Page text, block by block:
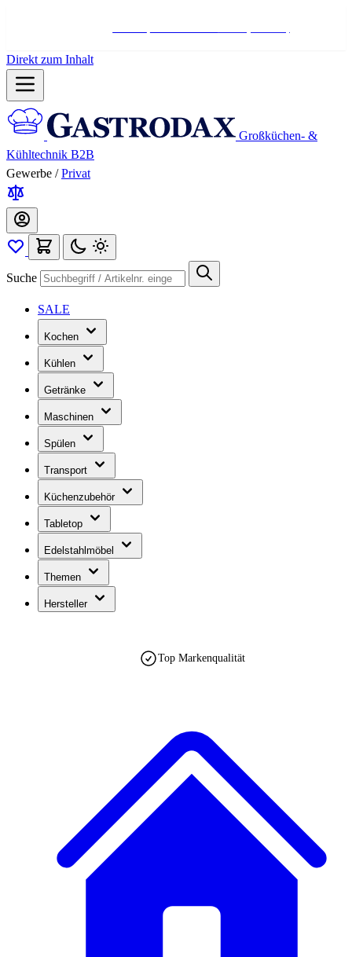
Direkt zum Inhalt
Großküchen- &
Kühltechnik B2B
Gewerbe / Privat
Suche
SALE
Kochen
Kühlen
Getränke
Maschinen
Spülen
Transport
Küchenzubehör
Tabletop
Edelstahlmöbel
Themen
Hersteller
Top Markenqualität